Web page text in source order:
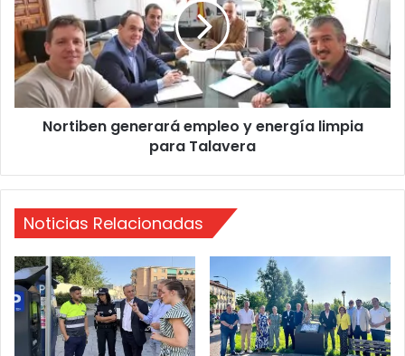
r
a
l
o
s
ñ
d
e
l
a
m
t
i
b
e
n
g
á
e
m
p
l
Nortiben generará empleo y energía limpia
para Talavera
Noticias Relacionadas